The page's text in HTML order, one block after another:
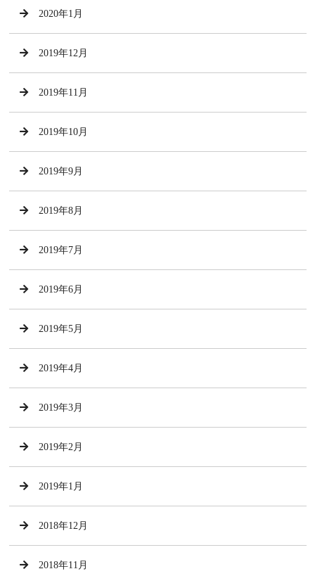
2020年1月
2019年12月
2019年11月
2019年10月
2019年9月
2019年8月
2019年7月
2019年6月
2019年5月
2019年4月
2019年3月
2019年2月
2019年1月
2018年12月
2018年11月